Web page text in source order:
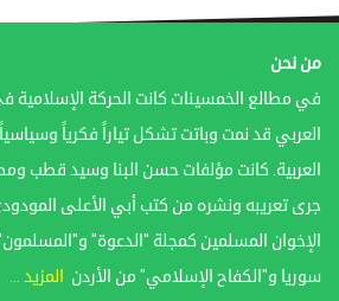
من نحن
في مطالع الخمسينات كانت الحركة الإسلامية
العربي قد نمت وباتت تشكل تياراً فكرياً
العربية. كانت مؤلفات حسن البنا وسيد قطب
جرى تعريبه ونشره من كتب أبي الأعلى
الإخوان المسلمين كمجلة "الدعوة"
سوريا و"الكفاح الإسلامي" من الأردن
المزيد ...